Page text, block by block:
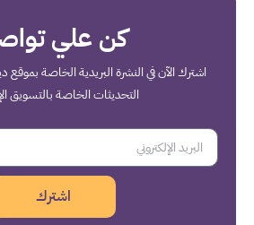
كن علي
اشترك الآن في النشرة البريدية الخاصة
التحديثات الخاصة بالتسويق
اشترك